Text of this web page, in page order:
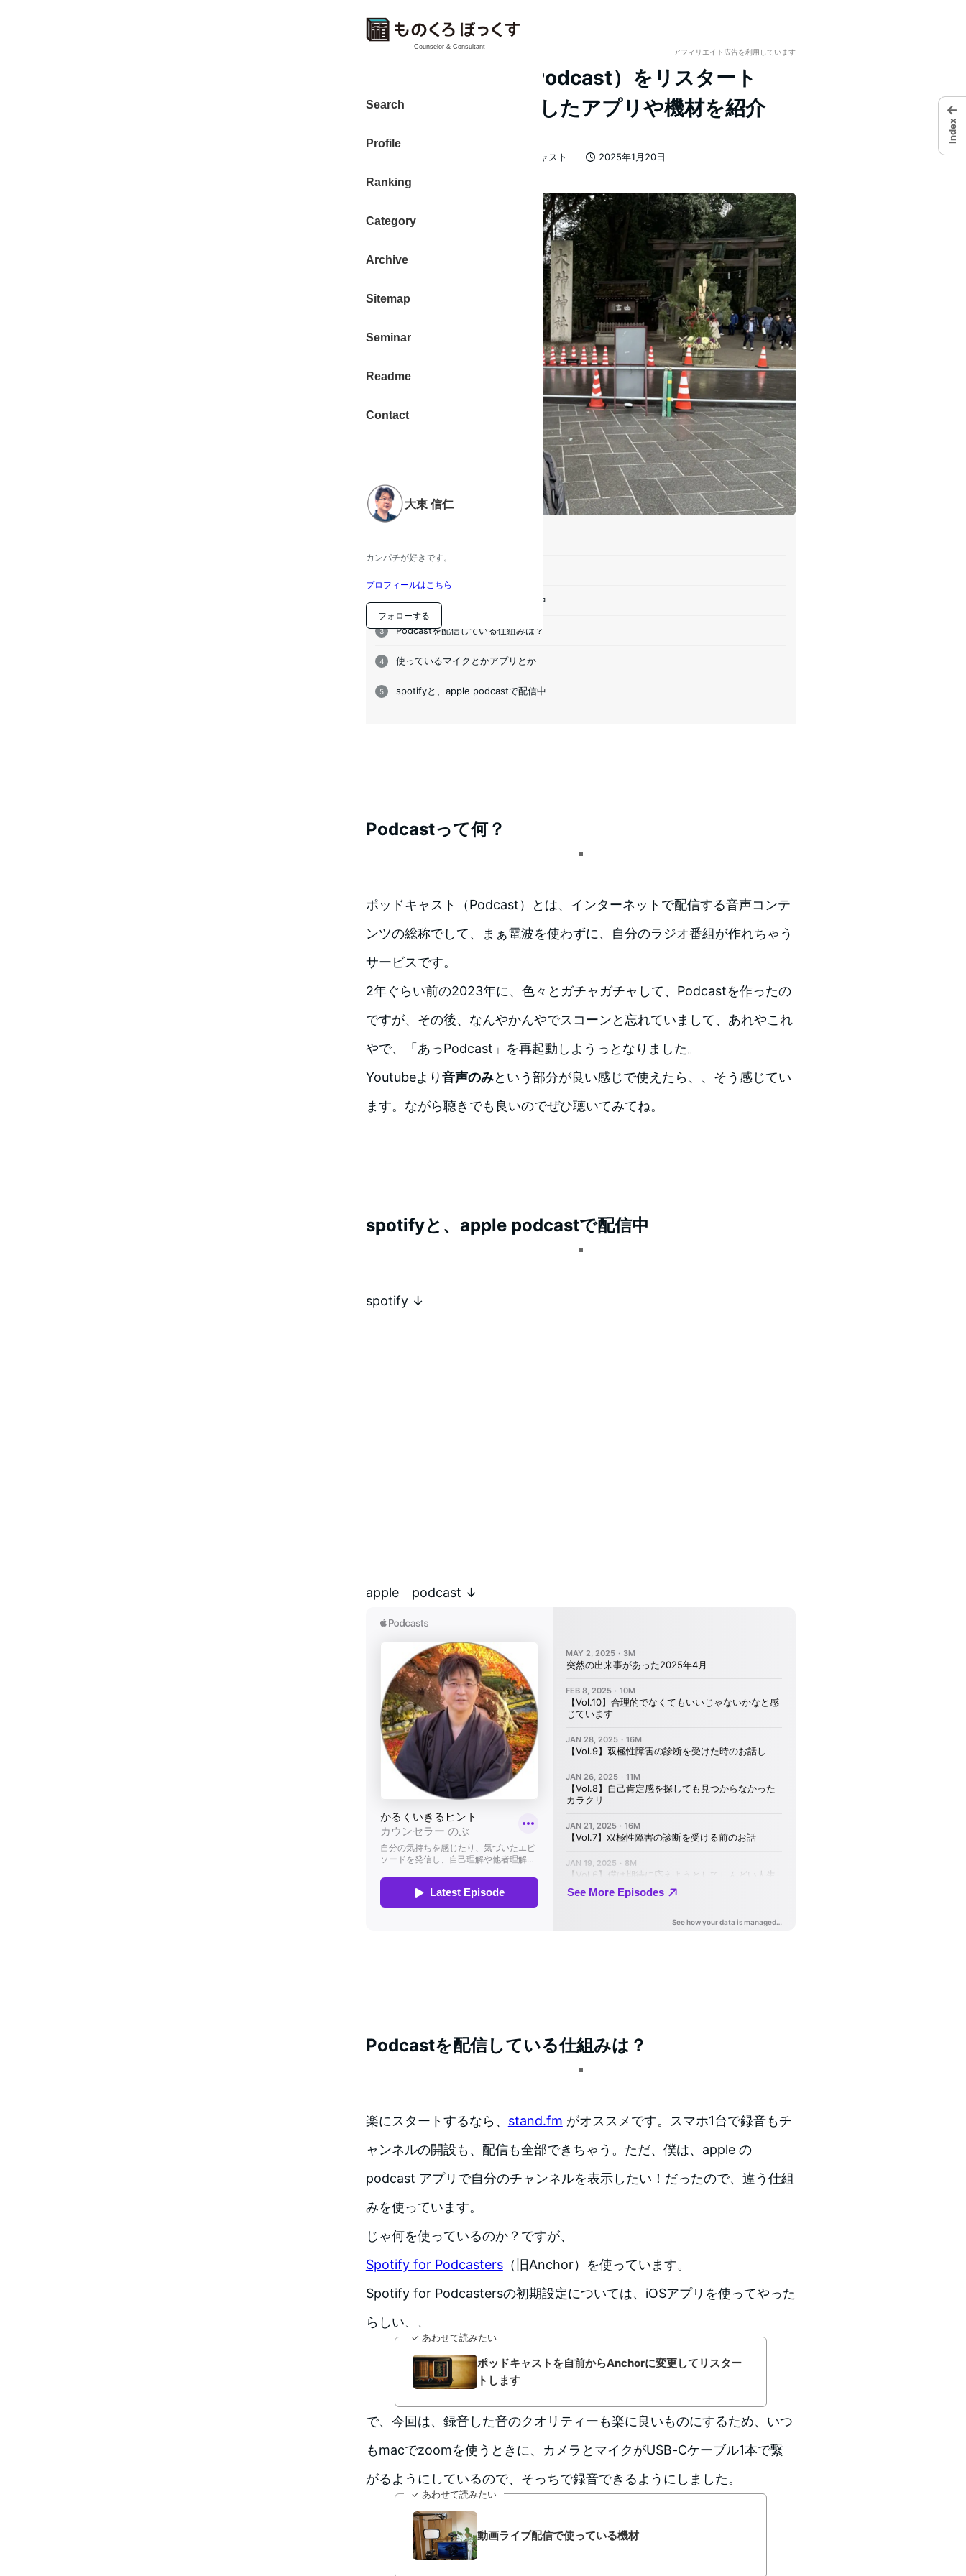
Counselor & Consultant
Search
Profile
Ranking
Category
Archive
Sitemap
Seminar
Readme
Contact
大東 信仁
カンパチが好きです。
プロフィールはこちら
フォローする
アフィリエイト広告を利用しています
ポッドキャスト（Podcast）をリスタート
【2025年版】利用したアプリや機材を紹介
2025年1月20日
者
ポッドキャスト
spotifyと、apple podcastで配信中
Podcastを配信している仕組みは？
使っているマイクとかアプリとか
spotifyと、apple podcastで配信中
Podcastって何？
ポッドキャスト（Podcast）とは、インターネットで配信する音声コンテ
ンツの総称でして、まぁ電波を使わずに、自分のラジオ番組が作れちゃう
サービスです。
2年ぐらい前の2023年に、色々とガチャガチャして、Podcastを作ったの
ですが、その後、なんやかんやでスコーンと忘れていまして、あれやこれ
やで、「あっPodcast」を再起動しようっとなりました。
Youtubeより音声のみという部分が良い感じで使えたら、、そう感じてい
ます。ながら聴きでも良いのでぜひ聴いてみてね。
spotifyと、apple podcastで配信中
spotify ↓
apple podcast ↓
Podcastを配信している仕組みは？
楽にスタートするなら、 stand.fm がオススメです。スマホ1台で録音もチ
ャンネルの開設も、配信も全部できちゃう。ただ、僕は、apple の
podcast アプリで自分のチャンネルを表示したい！だったので、違う仕組
みを使っています。
じゃ何を使っているのか？ですが、
Spotify for Podcasters（旧Anchor）を使っています。
Spotify for Podcastersの初期設定については、iOSアプリを使ってやった
らしい、、
✓ あわせて読みたい
ポッドキャストを自前からAnchorに変更してリスター
トします
で、今回は、録音した音のクオリティーも楽に良いものにするため、いつ
もmacでzoomを使うときに、カメラとマイクがUSB-Cケーブル1本で繋
がるようにしているので、そっちで録音できるようにしました。
✓ あわせて読みたい
動画ライブ配信で使っている機材
←
Index